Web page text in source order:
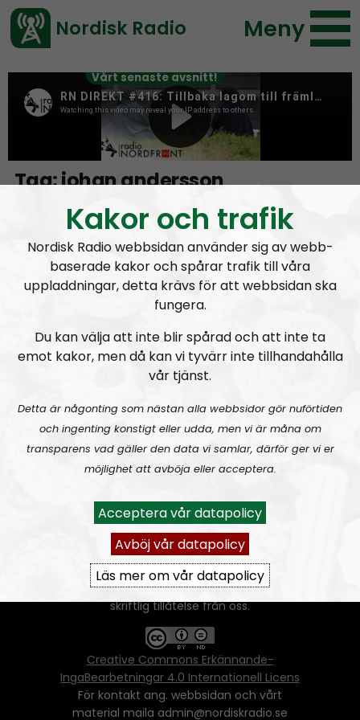
Vårt senaste avsnitt!
Nordisk Radio Meny
Tag:johan andersson
Chad Motståndsrörelsen vs. Virgin FN
Ansvarig utgivare:
Du får kopiera och sprida vårt material
oförändrat, men uppge oss som källa.
Om ni vill sprida ett urklipp ni själva skapat
går även det bra, så länge det inte görs med
ett vinstdrivande syfte - då behöver ni
skriftlig tillåtelse från oss.
Creative Commons Erkännande-
IngaBearbetningar 4.0 Internationell Licens
För kontakt ang. webbsidan och vårt
material maila admin@nordiskradio.se
Kakor och trafik
Nordisk Radio webbsidan använder sig av webb-
baserade kakor och spårar trafik till våra
uppladdningar, detta krävs för att webbsidan ska
fungera.
Du kan välja att inte blir spårad och att inte ta
emot kakor, men då kan vi tyvärr inte tillhandahålla
vår tjänst.
Detta är någonting som nästan alla webbsidor gör nuförtiden
och ingenting konstigt eller udda, men vi är måna om
transparens vad gäller den data vi samlar, därför ger vi er
möjlighet att avböja eller acceptera.
Acceptera vår datapolicy
Avböj vår datapolicy
Läs mer om vår datapolicy